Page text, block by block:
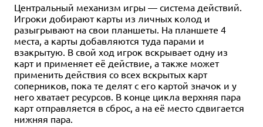
Unmatched: Приключения.
Удивительные истории
1 отзыв
6 490 ₽
Уведомить о наличии
Unmatched: Родина Солнца
2 990 ₽
Купить
Unmatched: Туман над
Mостовой
11 отзывов
4 490 ₽
Купить
Unmatched: Удары судьбы
4 490 ₽
Уведомить о наличии
Unmatched: Гудини vs. Джинн
1 отзыв
2 990 ₽
Купить
Unmatched: Робин Гуд vs.
Бигфут
2 отзыва
2 990 ₽
Купить
Unmatched: Красная Шапочка
vs. Беовульф
3 отзыва
2 990 ₽
Купить
Unmatched: Jurassic Park. Dr.
Sattler vs T. Rex
4 990 ₽
Уведомить о наличии
Центральный механизм игры — система действий.
Игроки добирают карты из личных колод и
разыгрывают на свои планшеты. На планшете 4
места, а карты добавляются туда парами и
взакрытую. В свой ход игрок вскрывает одну из
карт и применяет её действие, а также может
применить действия со всех вскрытых карт
соперников, пока те делят с его картой значок и у
него хватает ресурсов. В конце цикла верхняя пара
карт отправляется в сброс, а на её место сдвигается
нижняя пара.